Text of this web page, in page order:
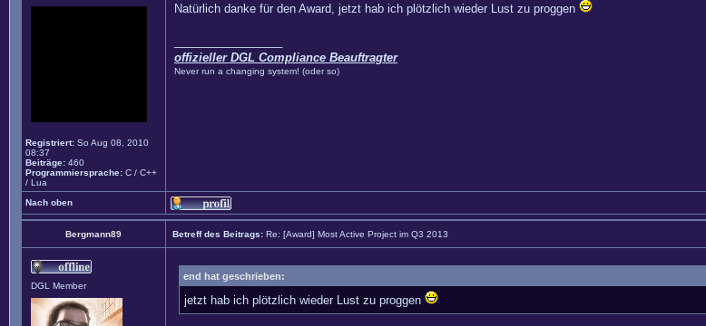
Registriert: So Aug 08, 2010
08:37
Beiträge: 460
Programmiersprache: C / C++
/ Lua
Natürlich danke für den Award, jetzt hab ich plötzlich wieder Lust zu proggen
offizieller DGL Compliance Beauftragter
Never run a changing system! (oder so)
Nach oben
Bergmann89 Betreff des Beitrags: Re: [Award] Most Active Project im Q3 2013
DGL Member
end hat geschrieben:
jetzt hab ich plötzlich wieder Lust zu proggen